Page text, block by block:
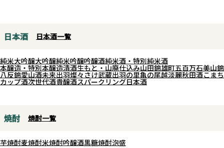
日本酒 日本酒一覧
純米大吟醸大吟醸純米吟醸吟醸酒純米酒・特別純米酒
本醸造・特別本醸造清酒生もと・山廃仕込み山田錦雄町五百万石美山錦
八反錦愛山酒未来出羽燦々 さけ武蔵出羽の里亀の尾越淡麗秋田酒こまち
カップ酒次世代酒貴醸酒スパークリング日本酒
焼酎 焼酎一覧
芋焼酎麦焼酎米焼酎吟醸酒黒糖焼酎泡盛